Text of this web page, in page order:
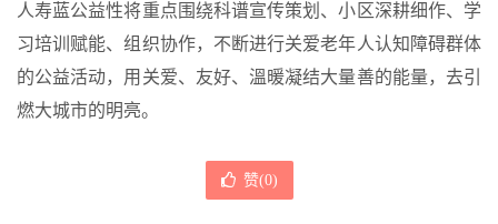
人寿蓝公益性将重点围绕科谱宣传策划、小区深耕细作、学
习培训赋能、组织协作，不断进行关爱老年人认知障碍群体
的公益活动，用关爱、友好、溫暖凝结大量善的能量，去引
燃大城市的明亮。
赞(0)